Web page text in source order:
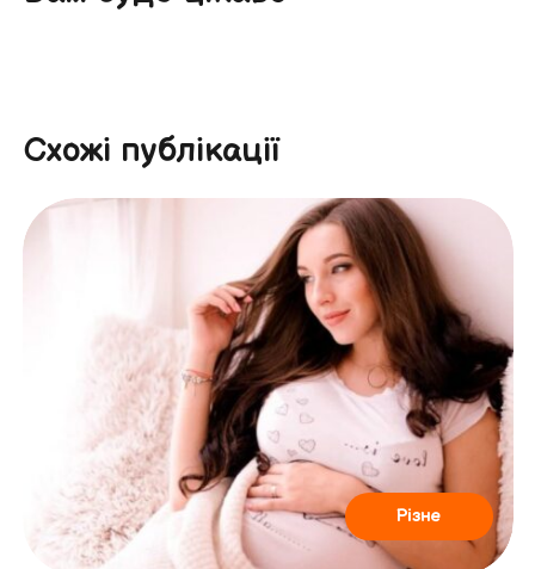
Схожі публікації
Різне